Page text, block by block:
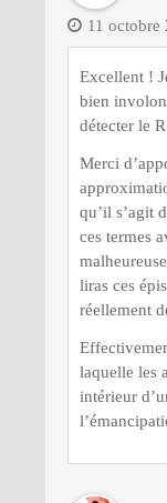
11 octobre
Excellent !
bien
détecter le
Merci
qu’il s’agit
ces termes
liras ces
réellement
laquelle les
intérieur